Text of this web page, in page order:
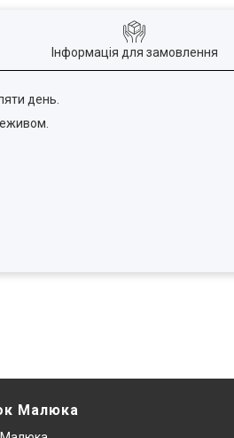
Інформація для замовлення
день.
Малюка